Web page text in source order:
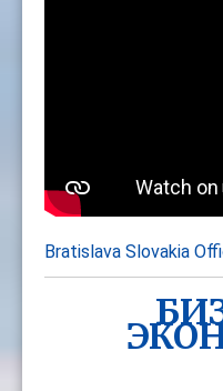
Bratislava Slovakia